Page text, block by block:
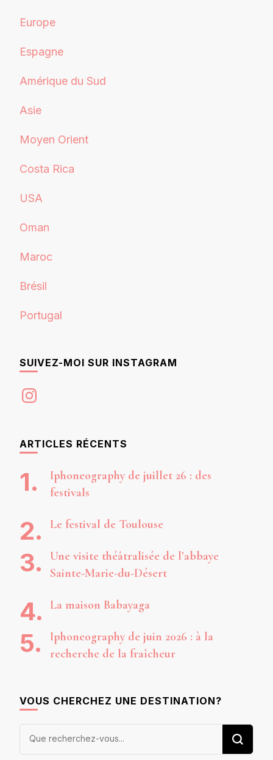
Europe
Espagne
Amérique du Sud
Asie
Moyen Orient
Costa Rica
USA
Oman
Maroc
Brésil
Portugal
SUIVEZ-MOI SUR INSTAGRAM
Instagram
ARTICLES RÉCENTS
Iphoneography de juillet 26 : des
festivals
Le festival de Toulouse
Une visite théâtralisée de l’abbaye
Sainte-Marie-du-Désert
La maison Babayaga
Iphoneography de juin 2026 : à la
recherche de la fraîcheur
VOUS CHERCHEZ UNE DESTINATION?
Vous